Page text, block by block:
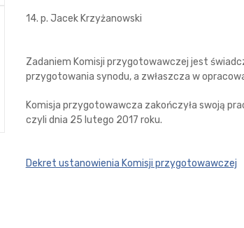
14. p. Jacek Krzyżanowski
Zadaniem Komisji przygotowawczej jest
przygotowania synodu, a zwłaszcza w
Komisja przygotowawcza zakończyła swoją
czyli dnia 25 lutego 2017 roku.
Dekret ustanowienia Komisji przygotowawczej